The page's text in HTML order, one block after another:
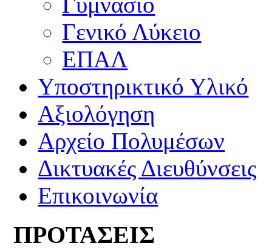
Γενικό Λύκειο
ΕΠΑΛ
Υποστηρικτικό Υλικό
Αξιολόγηση
Αρχείο Πολυμέσων
Δικτυακές Διευθύνσεις
Επικοινωνία
ΠΡΟΤΑΣΕΙΣ